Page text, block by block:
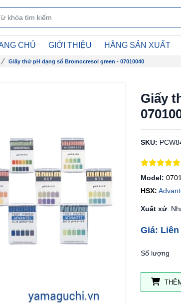
CHỦ GIỚI THIỆU HÃNG SẢN XUẤT
Giấy thử pH dạng sổ Bromocresol green - 07010040
Giấy
SKU:
Model:
HSX:
Xuất xứ:
Giá: Liên
Số lượng